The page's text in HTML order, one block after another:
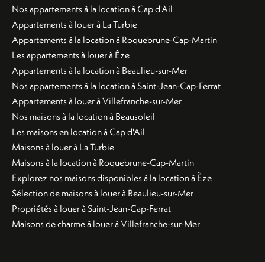
Nos appartements à la location à Cap d'Ail
Appartements à louer à La Turbie
Appartements à la location à Roquebrune-Cap-Martin
Les appartements à louer à Èze
Appartements à la location à Beaulieu-sur-Mer
Nos appartements à la location à Saint-Jean-Cap-Ferrat
Appartements à louer à Villefranche-sur-Mer
Nos maisons à la location à Beausoleil
Les maisons en location à Cap d'Ail
Maisons à louer à La Turbie
Maisons à la location à Roquebrune-Cap-Martin
Explorez nos maisons disponibles à la location à Èze
Sélection de maisons à louer à Beaulieu-sur-Mer
Propriétés à louer à Saint-Jean-Cap-Ferrat
Maisons de charme à louer à Villefranche-sur-Mer